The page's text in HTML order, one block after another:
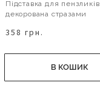
Підставка для
декорована стразами
358 грн.
В КОШИК